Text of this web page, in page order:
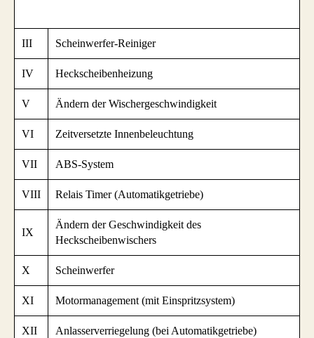
III Scheinwerfer-Reiniger
IV Heckscheibenheizung
V Ändern der Wischergeschwindigkeit
VI Zeitversetzte Innenbeleuchtung
VII ABS-System
VIII Relais Timer (Automatikgetriebe)
IX
Ändern der Geschwindigkeit des
Heckscheibenwischers
X Scheinwerfer
XI Motormanagement (mit Einspritzsystem)
XII Anlasserverriegelung (bei Automatikgetriebe)